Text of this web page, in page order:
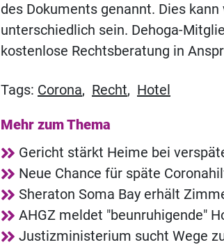
des Dokuments genannt. Dies
unterschiedlich sein. Dehoga-
kostenlose Rechtsberatung in
Tags: Corona, Recht, Hotel
Mehr zum Thema
Gericht stärkt Heime bei
Neue Chance für späte
Sheraton Soma Bay erhält
AHGZ meldet "beunruhigende"
Justizministerium sucht Wege